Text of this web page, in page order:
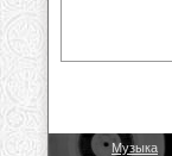
Музыка